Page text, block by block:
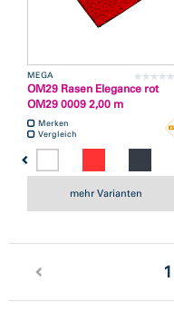
MEGA
OM29 Rasen Elegance rot
OM29 0009 2,00 m
Merken
Vergleich
mehr Varianten
1